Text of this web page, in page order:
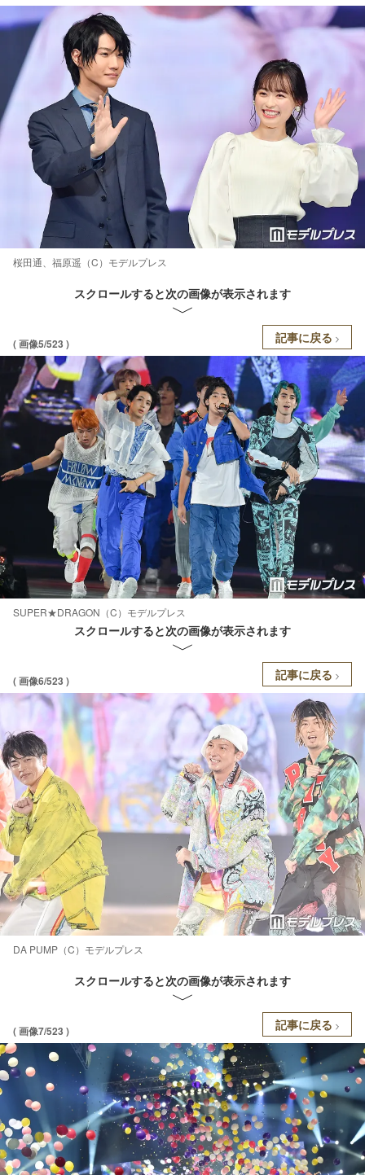
桜田通、福原遥（C）モデルプレス
スクロールすると次の画像が表示されます
( 画像5/523 ) 記事に戻る
SUPER★DRAGON（C）モデルプレス
スクロールすると次の画像が表示されます
( 画像6/523 ) 記事に戻る
DA PUMP（C）モデルプレス
スクロールすると次の画像が表示されます
( 画像7/523 ) 記事に戻る